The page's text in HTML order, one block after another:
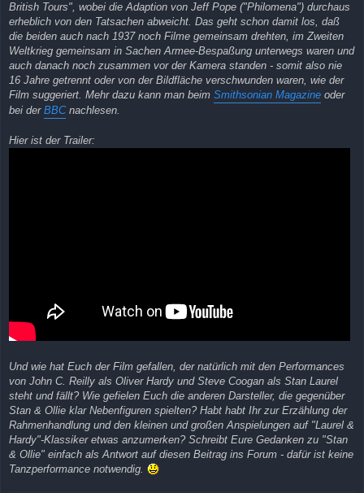
British Tours", wobei die Adaption von Jeff Pope ("Philomena") durchaus
erheblich von den Tatsachen abweicht. Das geht schon damit los, daß
die beiden auch nach 1937 noch Filme gemeinsam drehten, im Zweiten
Weltkrieg gemeinsam in Sachen Armee-Bespaßung unterwegs waren und
auch danach noch zusammen vor der Kamera standen - somit also nie
16 Jahre getrennt oder von der Bildfläche verschwunden waren, wie der
Film suggeriert. Mehr dazu kann man beim Smithsonian Magazine oder
bei der BBCnachlesen.
Hier ist der Trailer:
Und wie hat Euch der Film gefallen, der natürlich mit den Performances
von John C. Reilly als Oliver Hardy und Steve Coogan als Stan Laurel
steht und fällt? Wie gefielen Euch die anderen Darsteller, die gegenüber
Stan & Ollie klar Nebenfiguren spielten? Habt habt Ihr zur Erzählung der
Rahmenhandlung und den kleinen und großen Anspielungen auf "Laurel &
Hardy"-Klassiker etwas anzumerken? Schreibt Eure Gedanken zu "Stan
& Ollie" einfach als Antwort auf diesen Beitrag ins Forum - dafür ist keine
Tanzperformance notwendig.